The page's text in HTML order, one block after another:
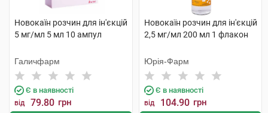
Новокаїн розчин для ін'єкцій
5 мг/мл 5 мл 10 ампул
Галичфарм
Є в наявності
від 79.80 грн
Новокаїн розчин для ін'єкцій
2,5 мг/мл 200 мл 1 флакон
Юрія-Фарм
Є в наявності
від 104.90 грн